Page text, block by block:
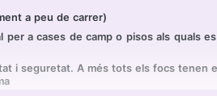
a peu de carrer)
per a cases de camp o pisos als quals
i seguretat. A més tots els focs tenen